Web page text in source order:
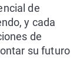
de
y cada
de
su futuro